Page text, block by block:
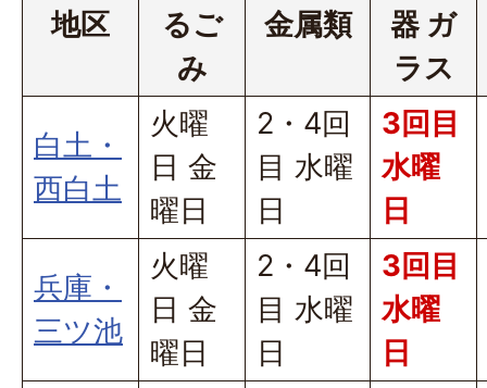
地区
るご
み
金属類
器 ガ
ラス
白土・
西白土
火曜
日 金
曜日
2・4回
目 水曜
日
3回目
水曜
日
兵庫・
三ツ池
火曜
日 金
曜日
2・4回
目 水曜
日
3回目
水曜
日